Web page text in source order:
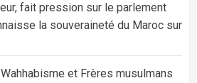
fait pression sur le parlement
la souveraineté du Maroc sur
Wahhabisme et Frères musulmans